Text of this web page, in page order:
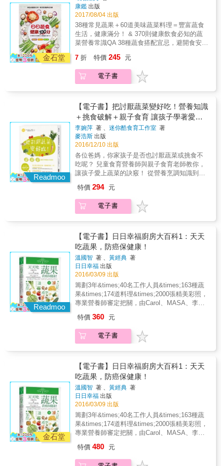
性飲食的書籍，以外版書居多；本書作者以生
活中常見食材發揮創意，沒有文化隔閡，在口
味和料理手法上也貼近我們的飲食習慣。喜歡
蔬果食材的讀者，可透過本書激發下廚烹調的
靈感。 ★作者遠赴美國西雅圖及紐約進行廚藝
訓練，取得蔬食烹飪專業認證，並鑽研大自然
飲食法，在書中分享令人耳目一新的料理經驗
和觀念，葷食主義者也可跟著改變料理方式，
讓味蕾有全新的體驗。 ★針對食材處理、保存
煩。 ★文末「附錄篇」，以表格整理各項基礎
用具及常備食材，一目瞭然。另附上「食譜索
引」，針對各類別食譜分類，包括：中式簡
餐、西式輕食、全餐、調味佐料或甜味、鹹味
小點&hellip;&hellip;隨意選擇，簡單查閱。
頭、南瓜籽、蘋果芯、粗菜梗，也大有妙用？
在追求速成、簡便的同時，往往忽略了生活中
一些細節和小樂趣。Wendy以細膩的散文筆
調，分享二十餘篇抒情札記，娓娓說來每道料
理的製作靈感、配方調味及簡約生活的日常觀
「真」食物、「全」食物、善待土地，涵蓋日
常飲食美學的生活實踐，喚起人們對自然飲
食、簡單生活的嚮往。 飲食是由內而外的一種
生活追求，透過本書，看廚房裡細緻的料理
蔬清甜、細看菜葉瓜果入鍋烹煮的沸沸揚揚、
曼妙變化&hellip;&hellip;Wendy以有情有愛的眼
光和一雙巧手，分享用心料理、細緻過生活的
優雅與美好。 本書特色 ★坊間強調全食、植物
性飲食的書籍，以外版書居多；本書作者以生
活中常見食材發揮創意，沒有文化隔閡，在口
味和料理手法上也貼近我們的飲食習慣。喜歡
蔬果食材的讀者，可透過本書激發下廚烹調的
靈感。 ★作者遠赴美國西雅圖及紐約進行廚藝
訓練，取得蔬食烹飪專業認證，並鑽研大自然
飲食法，在書中分享令人耳目一新的料理經驗
和觀念，葷食主義者也可跟著改變料理方式，
讓味蕾有全新的體驗。 ★針對食材處理、保存
及烹調技巧，詳加說明料理小訣竅，幫助讀者
煩。 ★文末「附錄篇」，以表格整理各項基礎
用具及常備食材，一目瞭然。另附上「食譜索
引」，針對各類別食譜分類，包括：中式簡
餐、西式輕食、全餐、調味佐料或甜味、鹹味
小點&hellip;&hellip;隨意選擇，簡單查閱。
含蛋白質的食材入菜，並設計好咀嚼、無負
擔，食材不單一的食譜，運用小吃手法，吃巧
又吃好！
金石堂
康鑑 出版
2017/08/04 出版
38種常見蔬果＋60道美味蔬菜料理＝豐富蔬食
生活，健康滿分！ & 370則健康飲食必知的蔬
菜營養常識QA 38種蔬食搭配宜忌，避開食安
變三餐，吃出真健康 & ◆高麗菜是天然腸胃
藥？ ◆綠花椰是防癌超級蔬菜？ ◆番茄為什麼
能降三高？ ◆南瓜是男性食療保健聖品？ ◆山
高纖低卡‧排毒防癌‧瘦身美容‧抗老養生 & 瞭解
「真」食物，吃出健康第一步 天然蔬果食療，
啟動人體自癒力 & ●吃對蔬果，聰明食療，做
自己的營養師 嚴選8大類38種常見蔬果，完整
說明營養成分、保健功效、食療常識、飲食宜
忌。遠離食安危機，蔬食吃出不生病好體質。
& ●550則營養搭配祕訣，打造60道蔬療養生餐
挑食！才是最正確的飲食觀。食材搭對，營養
效果加倍；食材搭錯，營養流失、損害健康。
正確擇食，才能避免病從口入。
7 折 特價 245 元
電子書
Readmoo
【電子書】把討厭蔬菜變好吃！營養知識
＋挑食破解＋親子食育 讓孩子學著愛上
吃蔬菜
李婉萍 著 、迷你酷食育工作室 著
麥浩斯 出版
2016/12/10 出版
各位爸媽，你家孩子是否也討厭蔬菜或挑食不
吃呢？ 兒童食育營養師與親子食育老師教你，
讓孩子愛上蔬菜的訣竅！ 從營養烹調知識到餐
擾的爸媽們，你（妳）一定需要這本書&hellip;
．孩子不愛蔬菜，家中餐桌天天上演他丟你
撿？ ．對某種特定蔬菜不敢吃、討厭吃，就是
孩子總喊說吃膩了，怎麼變花樣？ ．想要孩子
贏在發育的起跑點上，但不知營養烹調的方
法？ 每個人多少都有討厭的蔬菜，但絕大多數
的討厭，來自於吃第一口的「壞印象」，因為
被味覺經驗框住了，而失去再次嘗試它的機
會！兒童食育營養師－李婉萍、Minicook親子
食育工作室合著，分享如何用多種蔬菜營養為
孩子健康打好基礎、引導孩子嘗試蔬菜的小秘
訣，更貼心解惑幼兒與兒童成長常見的飲食困
擾與生理狀況，讓爸媽更有方法地帶孩子吃。
味道苦苦的或臭臭的、口感軟爛好噁心、聞起
來味道不好、討厭它煮過後的口感、不喜歡它
的顏色或長相、每次都這樣煮所以吃膩了、某
爸媽硬逼吃下肚、沒有原因就是討厭蔬菜
&hellip;。 ＊找到原因後，營養師親子食育老師
教爸媽帶孩子吃！ 爸媽必知，兒童食育營養師
告訴你這樣吃最健康～ 書中整理了55種蔬菜營
養特點、營養升級吃法、攝取食物的先後順
序、小孩的食用注意事項&hellip;等，更告訴爸
媽們如何從幼兒期開始為孩子安排六大類飲
食、蔬菜營養素排行榜、食物攝取的正確順
謂真正的「挑食」、提供減少挑食的五感飲食
特價 294 元
電子書
Readmoo
【電子書】日日幸福廚房大百科1：天天
吃蔬果，防癌保健康！
溫國智 著 、黃經典 著
日日幸福 出版
2016/03/09 出版
籌劃3年&times;40名工作人員&times;163種蔬
果&times;174道料理&times;2000張精美彩照，
專業營養師審定把關，由Carol、MASA、李福
專業才賢跨界肯定推薦， 完整蒐錄並介紹各種
蔬果的種類、營養價值與熱量、 選購與保存
法、適合的烹調與切割法、主要盛產地與季
灣最有價值的百科全書！ & 以蔬果主題明確聚
焦，詳細介紹葉菜、根莖菜、花菜、芽菜、蕈
菇、果菜與豆類七大類別共163種蔬菜，不但兼
具廣度與深度，並據此設計174道色香味俱全又
健康滿分的中西日各國料理，將蔬果的鮮美詮
釋到淋漓盡致。 & 兩位廚師皆巧妙地以各種食
材特色及原味來變化口味，如運用奶味於大白
菜，讓柔綿、清香的口感更有層次；以簡單的
油醋提出水生菜的清爽；酸甜的大番茄讓肉醬
更開胃；黑芝麻的獨特香氣讓牛蒡纖維更有風
些許酸甜的梅肉讓樸實的山藥更開胃與護胃；
特價 360 元
電子書
金石堂
【電子書】日日幸福廚房大百科1：天天
吃蔬果，防癌保健康！
溫國智 著 、黃經典 著
日日幸福 出版
2016/03/09 出版
籌劃3年&times;40名工作人員&times;163種蔬
果&times;174道料理&times;2000張精美彩照，
專業營養師審定把關，由Carol、MASA、李福
專業才賢跨界肯定推薦， 完整蒐錄並介紹各種
蔬果的種類、營養價值與熱量、 選購與保存
特價 480 元